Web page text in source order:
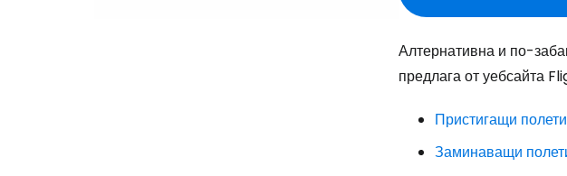
Алтернативна и по-
предлага от уебсайта
Пристигащи
Заминаващи